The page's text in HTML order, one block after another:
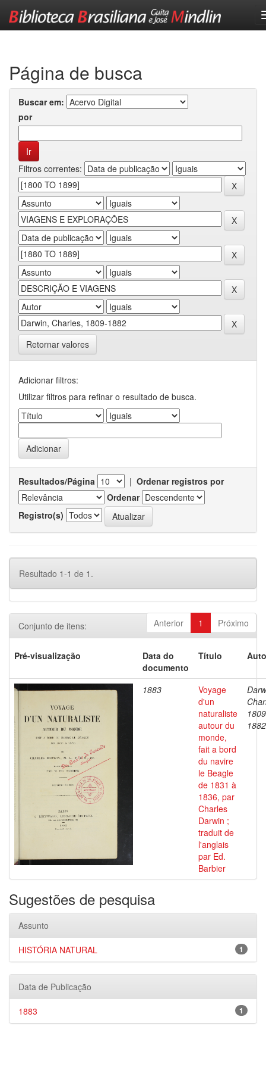
Página de busca
Buscar em:
por
Filtros correntes:
Retornar valores
Adicionar filtros:
Utilizar filtros para refinar o resultado de busca.
Resultados/Página | Ordenar registros por
Ordenar
Registro(s)
Resultado 1-1 de 1.
Anterior 1 Próximo
Conjunto de itens:
Pré-visualização
Data do
documento
Título
1883
Voyage
d'un
naturaliste
autour du
monde,
fait a bord
du navire
le Beagle
de 1831 à
1836, par
Charles
Darwin ;
traduit de
l'anglais
par Ed.
Barbier
1882
Sugestões de pesquisa
Assunto
1
HISTÓRIA NATURAL
Data de Publicação
1
1883